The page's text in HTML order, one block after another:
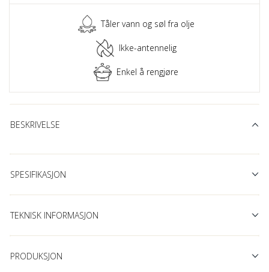
Tåler vann og søl fra olje
Ikke-antennelig
Enkel å rengjøre
BESKRIVELSE
SPESIFIKASJON
TEKNISK INFORMASJON
PRODUKSJON